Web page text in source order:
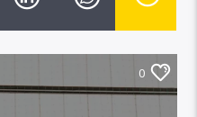
0